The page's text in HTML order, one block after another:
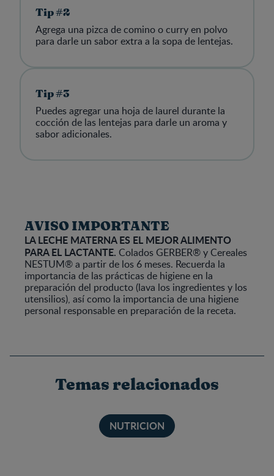
Tip #2
Agrega una pizca de comino o curry en polvo
para darle un sabor extra a la sopa de lentejas.
Tip #3
Puedes agregar una hoja de laurel durante la
cocción de las lentejas para darle un aroma y
sabor adicionales.
AVISO IMPORTANTE
LA LECHE MATERNA ES EL MEJOR ALIMENTO
PARA EL LACTANTE. Colados GERBER® y Cereales
NESTUM® a partir de los 6 meses. Recuerda la
importancia de las prácticas de higiene en la
preparación del producto (lava los ingredientes y los
utensilios), así como la importancia de una higiene
personal responsable en preparación de la receta.
Temas relacionados
NUTRICION